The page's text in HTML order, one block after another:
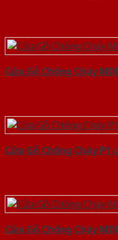
Cửa Gỗ Chống Cháy
Cửa Gỗ Chống Cháy P1
Cửa Gỗ Chống Cháy